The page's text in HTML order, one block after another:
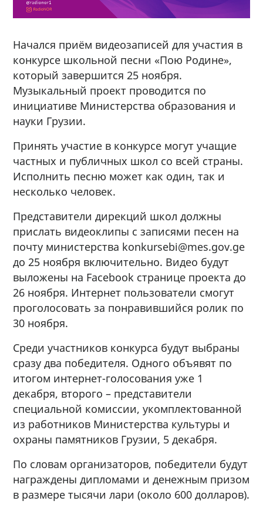
Начался приём видеозаписей для участия в
конкурсе школьной песни «Пою Родине»,
который завершится 25 ноября.
Музыкальный проект проводится по
инициативе Министерства образования и
науки Грузии.
Принять участие в конкурсе могут учащие
частных и публичных школ со всей страны.
Исполнить песню может как один, так и
несколько человек.
Представители дирекций школ должны
прислать видеоклипы с записями песен на
почту министерства konkursebi@mes.gov.ge
до 25 ноября включительно. Видео будут
выложены на Facebook странице проекта до
26 ноября. Интернет пользователи смогут
проголосовать за понравившийся ролик по
30 ноября.
Среди участников конкурса будут выбраны
сразу два победителя. Одного объявят по
итогом интернет-голосования уже 1
декабря, второго – представители
специальной комиссии, укомплектованной
из работников Министерства культуры и
охраны памятников Грузии, 5 декабря.
По словам организаторов, победители будут
награждены дипломами и денежным призом
в размере тысячи лари (около 600 долларов).